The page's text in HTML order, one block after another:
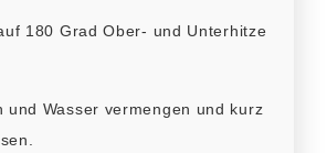
180 Grad Ober- und Unterhitze
und Wasser vermengen und kurz